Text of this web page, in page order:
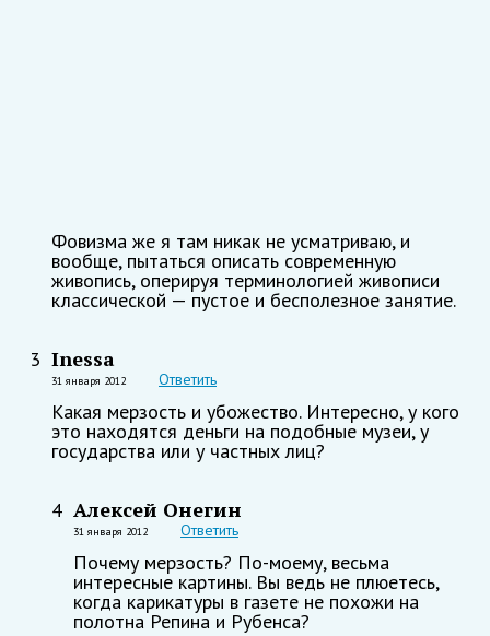
Фовизма же я там никак не усматриваю, и
вообще, пытаться описать современную
живопись, оперируя терминологией живописи
классической — пустое и бесполезное занятие.
3 Inessa
31 января 2012 Ответить
Какая мерзость и убожество. Интересно, у кого
это находятся деньги на подобные музеи, у
государства или у частных лиц?
4 Алексей Онегин
31 января 2012 Ответить
Почему мерзость? По-моему, весьма
интересные картины. Вы ведь не плюетесь,
когда карикатуры в газете не похожи на
полотна Репина и Рубенса?